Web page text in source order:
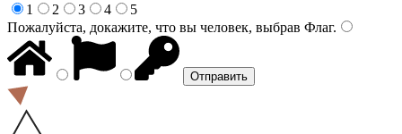
1
2 3 4
5
Пожалуйста, докажите, что вы человек, выбрав Флаг.